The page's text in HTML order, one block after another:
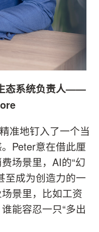
态系统负责人——
准地钉入了一个当
Peter意在借此厘
场景里，AI的“幻
至成为创造力的一
景里，比如工资
能容忍一只“多出